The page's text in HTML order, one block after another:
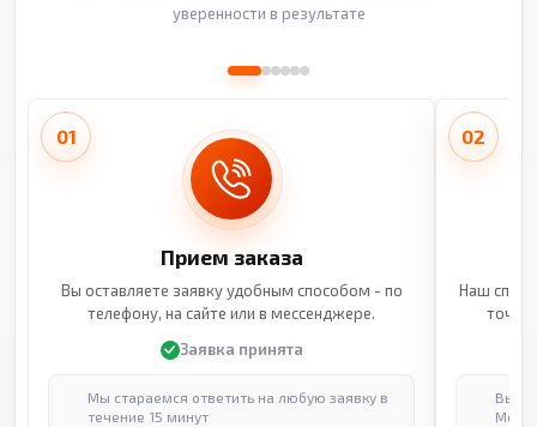
уверенности в результате
01
Прием заказа
Вы оставляете заявку удобным способом - по
телефону, на сайте или в мессенджере.
Заявка принята
Мы стараемся ответить на любую заявку в
течение 15 минут
02
Наш